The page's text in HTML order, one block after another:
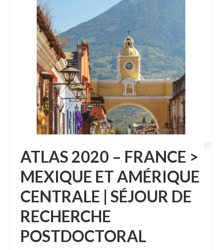
ATLAS 2020 – FRANCE >
MEXIQUE ET AMÉRIQUE
CENTRALE | SÉJOUR DE
RECHERCHE
POSTDOCTORAL